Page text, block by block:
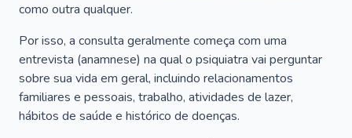
como outra qualquer.
Por isso, a consulta geralmente começa com uma
entrevista (anamnese) na qual o psiquiatra vai perguntar
sobre sua vida em geral, incluindo relacionamentos
familiares e pessoais, trabalho, atividades de lazer,
hábitos de saúde e histórico de doenças.